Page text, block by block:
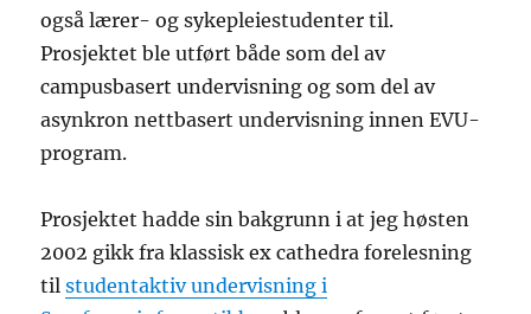
også lærer- og sykepleiestudenter til.
Prosjektet ble utført både som del av
campusbasert undervisning og som del av
asynkron nettbasert undervisning innen EVU-
program.
Prosjektet hadde sin bakgrunn i at jeg høsten
2002 gikk fra klassisk ex cathedra forelesning
tilstudentaktiv undervisning i